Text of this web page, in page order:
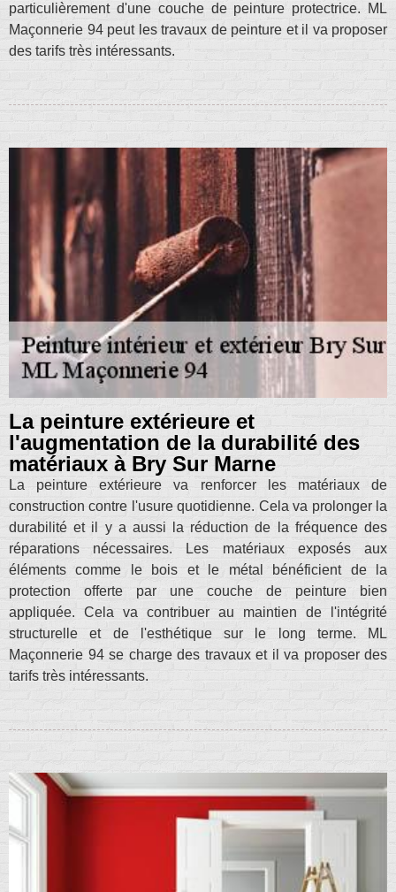
particulièrement d'une couche de peinture protectrice. ML
Maçonnerie 94 peut les travaux de peinture et il va proposer
des tarifs très intéressants.
La peinture extérieure et
l'augmentation de la durabilité des
matériaux à Bry Sur Marne
La peinture extérieure va renforcer les matériaux de
construction contre l'usure quotidienne. Cela va prolonger la
durabilité et il y a aussi la réduction de la fréquence des
réparations nécessaires. Les matériaux exposés aux
éléments comme le bois et le métal bénéficient de la
protection offerte par une couche de peinture bien
appliquée. Cela va contribuer au maintien de l'intégrité
structurelle et de l'esthétique sur le long terme. ML
Maçonnerie 94 se charge des travaux et il va proposer des
tarifs très intéressants.